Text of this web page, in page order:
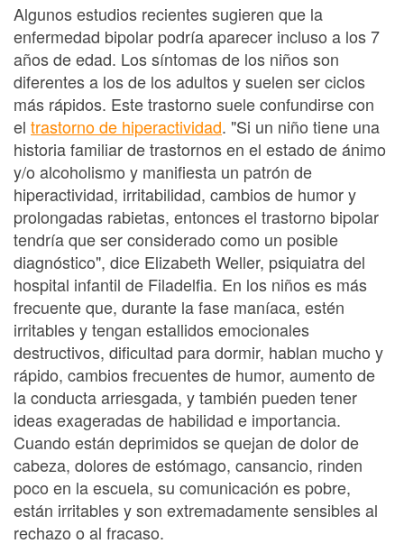
Algunos estudios recientes sugieren que la
enfermedad bipolar podría aparecer incluso a los 7
años de edad. Los síntomas de los niños son
diferentes a los de los adultos y suelen ser ciclos
más rápidos. Este trastorno suele confundirse con
el trastorno de hiperactividad. "Si un niño tiene una
historia familiar de trastornos en el estado de ánimo
y/o alcoholismo y manifiesta un patrón de
hiperactividad, irritabilidad, cambios de humor y
prolongadas rabietas, entonces el trastorno bipolar
tendría que ser considerado como un posible
diagnóstico", dice Elizabeth Weller, psiquiatra del
hospital infantil de Filadelfia. En los niños es más
frecuente que, durante la fase maníaca, estén
irritables y tengan estallidos emocionales
destructivos, dificultad para dormir, hablan mucho y
rápido, cambios frecuentes de humor, aumento de
la conducta arriesgada, y también pueden tener
ideas exageradas de habilidad e importancia.
Cuando están deprimidos se quejan de dolor de
cabeza, dolores de estómago, cansancio, rinden
poco en la escuela, su comunicación es pobre,
están irritables y son extremadamente sensibles al
rechazo o al fracaso.